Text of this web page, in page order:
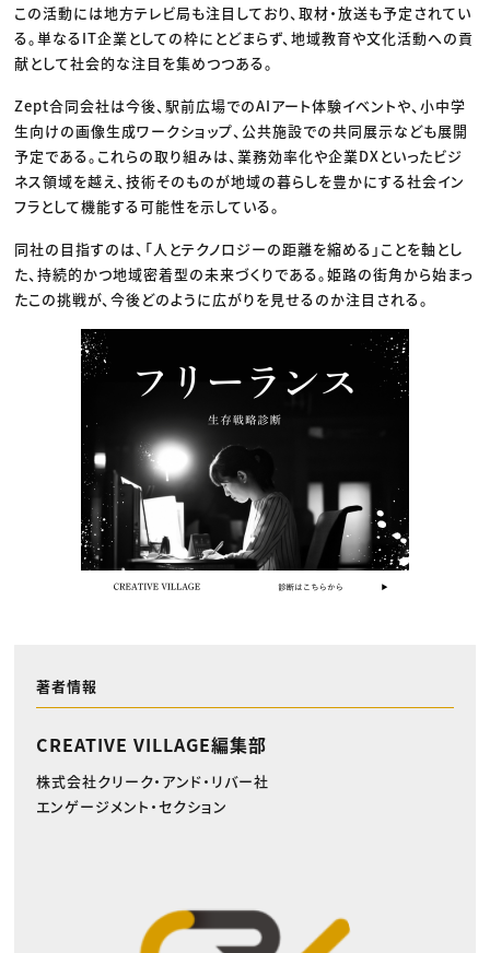
この活動には地方テレビ局も注目しており、取材・放送も予定されてい
る。単なるIT企業としての枠にとどまらず、地域教育や文化活動への貢
献として社会的な注目を集めつつある。
Zept合同会社は今後、駅前広場でのAIアート体験イベントや、小中学
生向けの画像生成ワークショップ、公共施設での共同展示なども展開
予定である。これらの取り組みは、業務効率化や企業DXといったビジ
ネス領域を越え、技術そのものが地域の暮らしを豊かにする社会イン
フラとして機能する可能性を示している。
同社の目指すのは、「人とテクノロジーの距離を縮める」ことを軸とし
た、持続的かつ地域密着型の未来づくりである。姫路の街角から始まっ
たこの挑戦が、今後どのように広がりを見せるのか注目される。
著者情報
CREATIVE VILLAGE編集部
株式会社クリーク・アンド・リバー社
エンゲージメント・セクション